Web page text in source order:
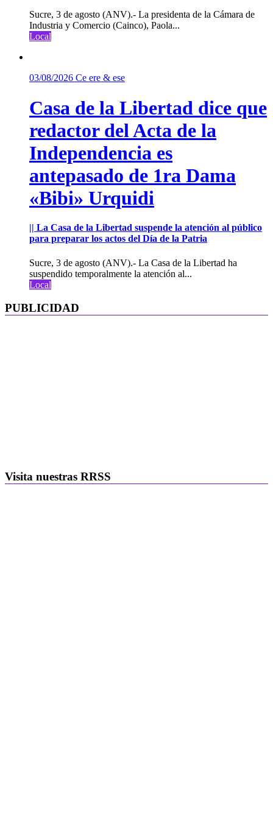
Sucre, 3 de agosto (ANV).- La presidenta de la Cámara de
Industria y Comercio (Cainco), Paola...
Local
03/08/2026 Ce ere & ese
Casa de la Libertad dice que
redactor del Acta de la
Independencia es
antepasado de 1ra Dama
«Bibi» Urquidi
|| La Casa de la Libertad suspende la atención al público
para preparar los actos del Día de la Patria
Sucre, 3 de agosto (ANV).- La Casa de la Libertad ha
suspendido temporalmente la atención al...
Local
PUBLICIDAD
Visita nuestras RRSS